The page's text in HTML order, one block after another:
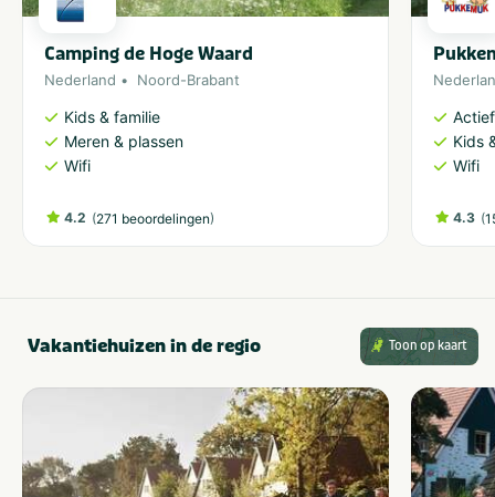
Camping de Hoge Waard
Nederland Noord-Brabant
Kids & familie
Meren & plassen
Wifi
4.2 (271 beoordelingen)
Kids
Wifi
4.3 (
Vakantiehuizen in de regio Toon op kaart